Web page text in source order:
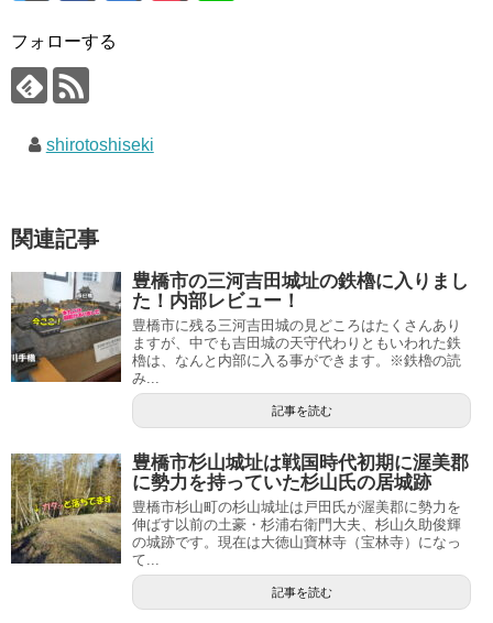
フォローする
shirotoshiseki
関連記事
豊橋市の三河吉田城址の鉄櫓に入りまし
た！内部レビュー！
豊橋市に残る三河吉田城の見どころはたくさんあり
ますが、中でも吉田城の天守代わりともいわれた鉄
櫓は、なんと内部に入る事ができます。※鉄櫓の読
み...
記事を読む
豊橋市杉山城址は戦国時代初期に渥美郡
に勢力を持っていた杉山氏の居城跡
豊橋市杉山町の杉山城址は戸田氏が渥美郡に勢力を
伸ばす以前の土豪・杉浦右衛門大夫、杉山久助俊輝
の城跡です。現在は大徳山寶林寺（宝林寺）になっ
て...
記事を読む